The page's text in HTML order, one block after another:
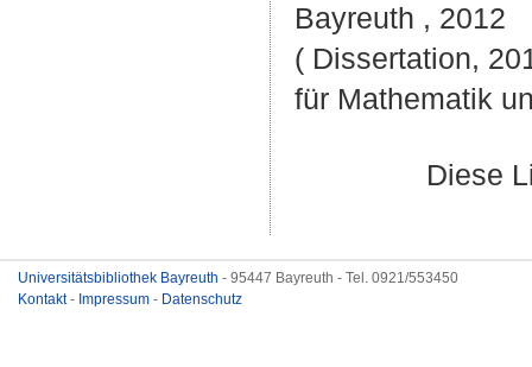
Bayreuth , 2012
( Dissertation,
für Mathematik
Diese
Universitätsbibliothek Bayreuth - 95447 Bayreuth - Tel. 0921/553450
Kontakt- Impressum - Datenschutz